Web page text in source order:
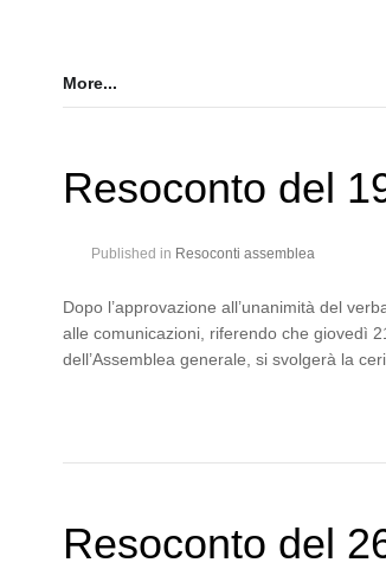
More...
Resoconto del
Published in Resoconti assemblea
Dopo l’approvazione all’unanimità del
alle comunicazioni, riferendo che giovedì
dell’Assemblea generale, si svolgerà la
Resoconto del